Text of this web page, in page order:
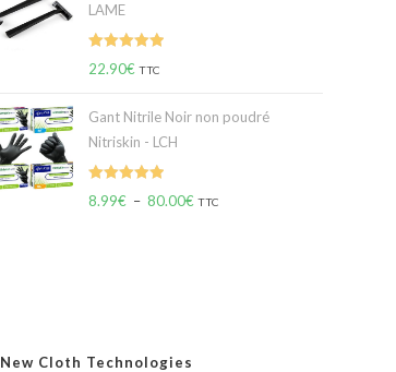
LAME
Note5.00
22.90€ TTC
Gant Nitrile Noir non poudré
Nitriskin - LCH
Note 5.00
8.99€ – 80.00€ TTC
New Cloth Technologies